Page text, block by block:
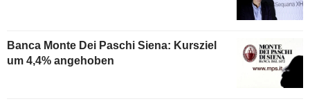
Banca Monte Dei Paschi Siena: Kursziel
um 4,4% angehoben